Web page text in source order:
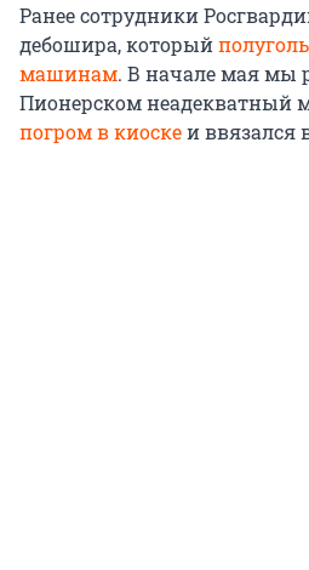
Ранее сотрудники
дебошира, который
машинам. В начале мая мы
Пионерском неадекватный
погром в киоскеи ввязался